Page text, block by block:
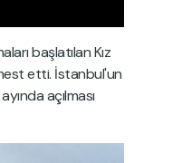
başlatılan Kız
etti. İstanbul'un
açılması